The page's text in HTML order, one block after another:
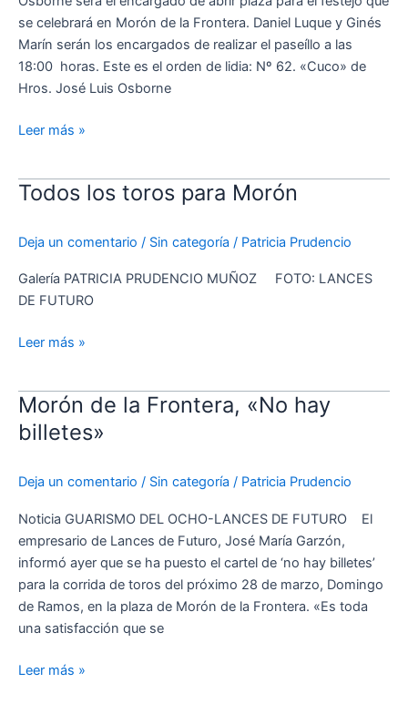
se celebrará en Morón de la Frontera. Daniel Luque y Ginés
Marín serán los encargados de realizar el paseíllo a las
18:00 horas. Este es el orden de lidia: Nº 62. «Cuco» de
Hros. José Luis Osborne
Frontera
Leer más »
Todos los toros para Morón
Deja un comentario / Sin categoría / Patricia Prudencio
Galería PATRICIA PRUDENCIO MUÑOZ FOTO: LANCES
DE FUTURO
Todos
toros
para
Morón
Leer más »
Morón de la Frontera, «No hay
billetes»
Deja un comentario / Sin categoría / Patricia Prudencio
Noticia GUARISMO DEL OCHO-LANCES DE FUTURO El
empresario de Lances de Futuro, José María Garzón,
informó ayer que se ha puesto el cartel de ‘no hay billetes’
para la corrida de toros del próximo 28 de marzo, Domingo
de Ramos, en la plaza de Morón de la Frontera. «Es toda
una satisfacción que se
Morón
de
la
«No
hay
Leer más »